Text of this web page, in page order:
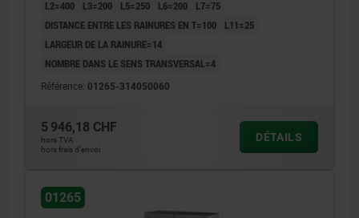
L2=400 L3=200 L5=250 L6=200
L7=75
DISTANCE ENTRE LES RAINURES EN T=100
L11=25
LARGEUR DE LA RAINURE=14
NOMBRE DANS LE SENS TRANSVERSAL=4
Référence: 01265-314050060
5 946,18 CHF
hors TVA
hors frais d’envoi
DÉTAILS
01265